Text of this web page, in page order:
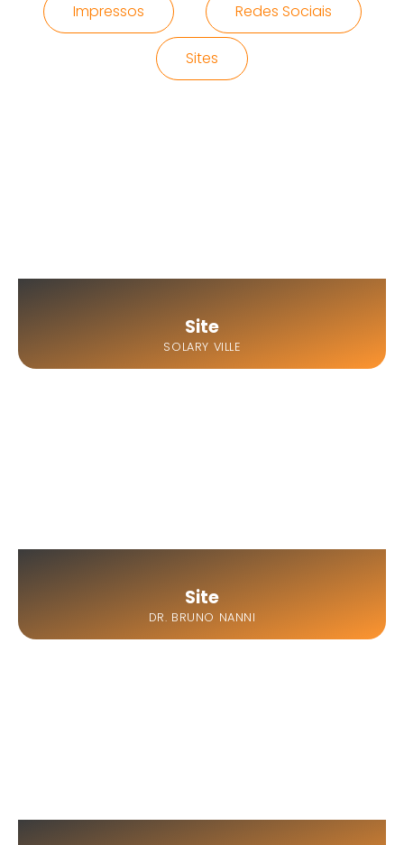
Impressos Redes Sociais
Sites
Site
SOLARY VILLE
Site
DR. BRUNO NANNI